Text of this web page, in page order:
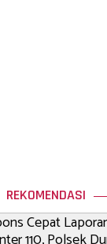
REKOMENDASI